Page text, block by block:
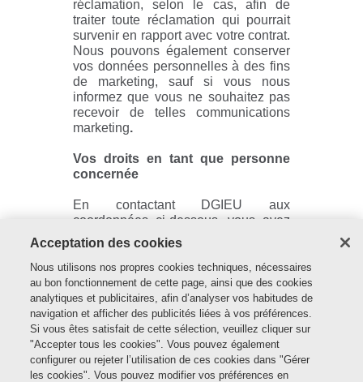
réclamation, selon le cas, afin de
traiter toute réclamation qui pourrait
survenir en rapport avec votre contrat.
Nous pouvons également conserver
vos données personnelles à des fins
de marketing, sauf si vous nous
informez que vous ne souhaitez pas
recevoir de telles communications
marketing.
Vos droits en tant que personne
concernée
En contactant DGIEU aux
coordonnées ci-dessous, vous avez
le droit de nous demander ce qui suit:
Information: le droit d'obtenir
des informations sur les
données personnelles vous
concernant que nous avons
stockées, sur les traitements et
transferts que nous réalisons, et
le droit de recevoir une copie de
ces données;
Acceptation des cookies
Nous utilisons nos propres cookies techniques, nécessaires
au bon fonctionnement de cette page, ainsi que des cookies
analytiques et publicitaires, afin d’analyser vos habitudes de
navigation et afficher des publicités liées à vos préférences.
Si vous êtes satisfait de cette sélection, veuillez cliquer sur
"Accepter tous les cookies". Vous pouvez également
configurer ou rejeter l’utilisation de ces cookies dans "Gérer
les cookies". Vous pouvez modifier vos préférences en